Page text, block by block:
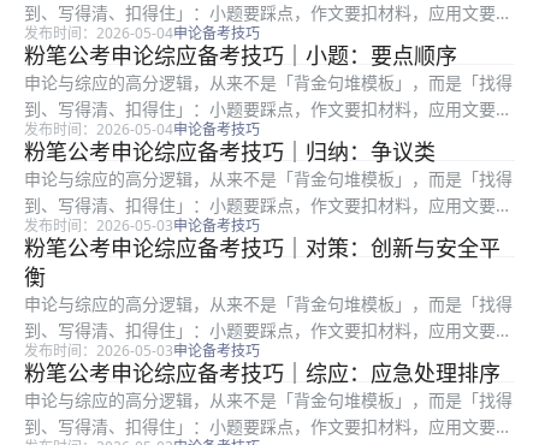
到、写得清、扣得住」：小题要踩点，作文要扣材料，应用文要顾
格式与对象。很多在职考生时间有限，更容易陷入「练了很多篇却
提分慢」：常见根因是要么通读材料浪费时间，要么要点合并过
度、要么书...
发布时间：2026-05-04申论备考技巧
粉笔公考申论综应备考技巧｜小题：要点顺序
申论与综应的高分逻辑，从来不是「背金句堆模板」，而是「找得
到、写得清、扣得住」：小题要踩点，作文要扣材料，应用文要顾
格式与对象。很多在职考生时间有限，更容易陷入「练了很多篇却
提分慢」：常见根因是要么通读材料浪费时间，要么要点合并过
度、要么书...
发布时间：2026-05-04申论备考技巧
粉笔公考申论综应备考技巧｜归纳：争议类
申论与综应的高分逻辑，从来不是「背金句堆模板」，而是「找得
到、写得清、扣得住」：小题要踩点，作文要扣材料，应用文要顾
格式与对象。很多在职考生时间有限，更容易陷入「练了很多篇却
提分慢」：常见根因是要么通读材料浪费时间，要么要点合并过
度、要么书...
发布时间：2026-05-03申论备考技巧
粉笔公考申论综应备考技巧｜对策：创新与安全平
衡
申论与综应的高分逻辑，从来不是「背金句堆模板」，而是「找得
到、写得清、扣得住」：小题要踩点，作文要扣材料，应用文要顾
格式与对象。很多在职考生时间有限，更容易陷入「练了很多篇却
提分慢」：常见根因是要么通读材料浪费时间，要么要点合并过
度、要么书...
发布时间：2026-05-03申论备考技巧
粉笔公考申论综应备考技巧｜综应：应急处理排序
申论与综应的高分逻辑，从来不是「背金句堆模板」，而是「找得
到、写得清、扣得住」：小题要踩点，作文要扣材料，应用文要顾